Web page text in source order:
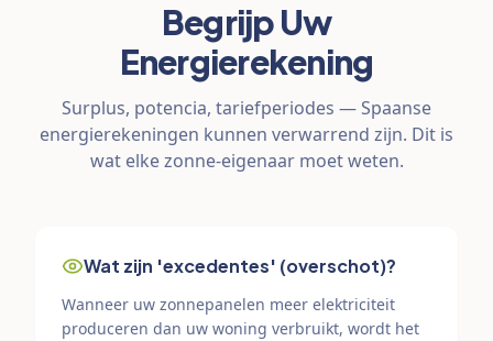
Begrijp Uw
Energierekening
Surplus, potencia, tariefperiodes — Spaanse
energierekeningen kunnen verwarrend zijn. Dit is
wat elke zonne-eigenaar moet weten.
Wat zijn 'excedentes' (overschot)?
Wanneer uw zonnepanelen meer elektriciteit
produceren dan uw woning verbruikt, wordt het